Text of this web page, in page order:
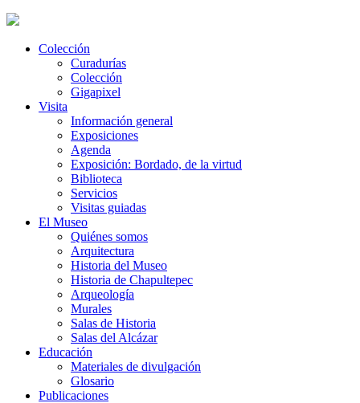
Colección
Curadurías
Colección
Gigapixel
Visita
Información general
Exposiciones
Agenda
Exposición: Bordado, de la virtud
Biblioteca
Servicios
Visitas guiadas
El Museo
Quiénes somos
Arquitectura
Historia del Museo
Historia de Chapultepec
Arqueología
Murales
Salas de Historia
Salas del Alcázar
Educación
Materiales de divulgación
Glosario
Publicaciones